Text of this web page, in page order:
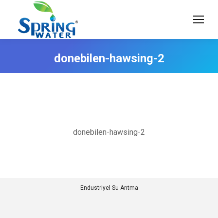
donebilen-hawsing-2
donebilen-hawsing-2
Endustriyel Su Arıtma